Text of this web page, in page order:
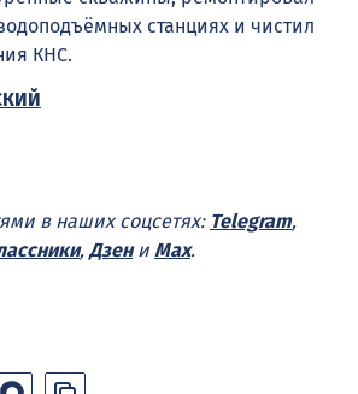
станциях и чистил
КНС.
в наших соцсетях: Telegram,
, Дзени Max.